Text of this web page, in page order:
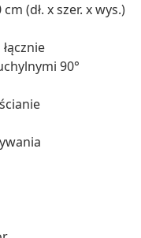
(dł. x szer. x wys.)
90°